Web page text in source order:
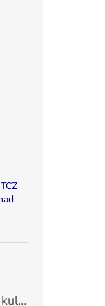
Termo miska "airpac" XPP kulatá bílá 500 ml, Ø11,5 cm (25 ks)